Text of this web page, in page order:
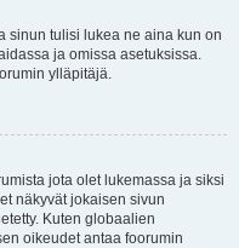
sinun tulisi lukea ne aina kun on
ja omissa asetuksissa.
ylläpitäjä.
jota olet lukemassa ja siksi
näkyvät jokaisen sivun
Kuten globaalien
oikeudet antaa foorumin